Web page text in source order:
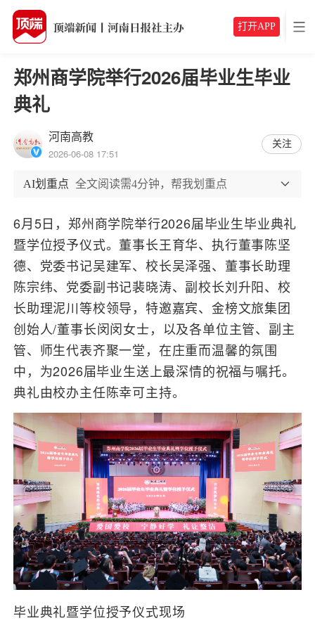
打开APP
郑州商学院举行2026届毕业生毕业
典礼
河南高教
2026-06-08 17:51
关注
AI划重点 全文阅读需4分钟，帮我划重点
6月5日，郑州商学院举行2026届毕业生毕业典礼
暨学位授予仪式。董事长王育华、执行董事陈坚
德、党委书记吴建军、校长吴泽强、董事长助理
陈宗纬、党委副书记裴晓涛、副校长刘升阳、校
长助理泥川等校领导，特邀嘉宾、金榜文旅集团
创始人/董事长闵闵女士，以及各单位主管、副主
管、师生代表齐聚一堂，在庄重而温馨的氛围
中，为2026届毕业生送上最深情的祝福与嘱托。
典礼由校办主任陈幸可主持。
毕业典礼暨学位授予仪式现场